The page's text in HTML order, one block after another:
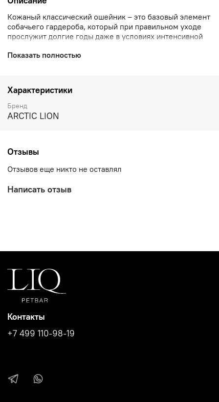
Кожаный классический ошейник – это базовый элемент
собачьего гардероба, который при правильном уходе
прослужит долгие годы даже в условиях интенсивной
ошейника полностью обработана и защищена кожаным
подкладом нейтрального цвета.
Обратите внимание!
Состав
Натуральная кожа
Латунная фурнитура
M от 30 до 36 см
Показать полностью
Характеристики
Бренд
ARCTIC LION
Отзывы
Отзывов еще никто не оставлял
Написать отзыв
Контакты
+7 499 110-98-19